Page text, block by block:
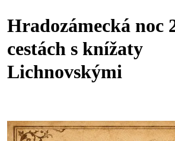
Hradozámecká noc
cestách s knížaty
Lichnovskými